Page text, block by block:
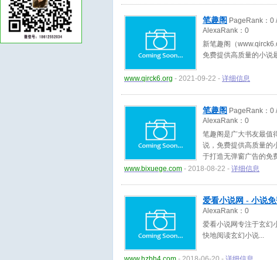
笔趣阁 PageRank： 0
AlexaRank： 0
新笔趣阁（
免费提供高质量的小说
www.qirck6.org - 2021-09-22 - 详细信息
笔趣阁 PageRank： 0
AlexaRank： 0
笔趣阁是广大书友最值
说，免费提供高质量的
于打造无弹窗广告的免
www.bixuege.com - 2018-08-22 - 详细信息
爱看小说网 - 小说
AlexaRank： 0
爱看小说网专注于玄幻
快地阅读玄幻小说